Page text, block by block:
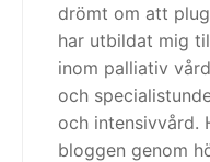
drömt om att
har utbildat mig
inom palliativ
och
och intensivvård.
bloggen genom